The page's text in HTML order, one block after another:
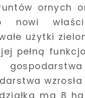
ornych
nowi
użytki
pełną
ma 8